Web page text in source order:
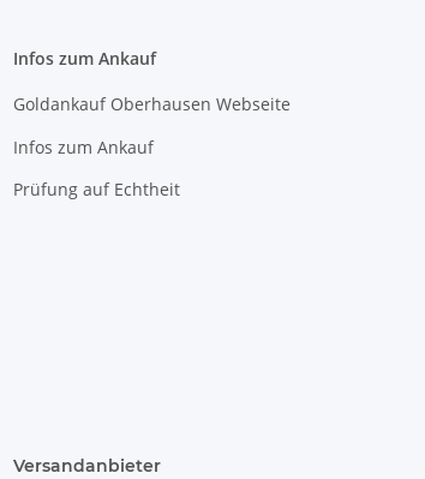
Infos zum Ankauf
Goldankauf Oberhausen Webseite
Infos zum Ankauf
Prüfung auf Echtheit
Versandanbieter